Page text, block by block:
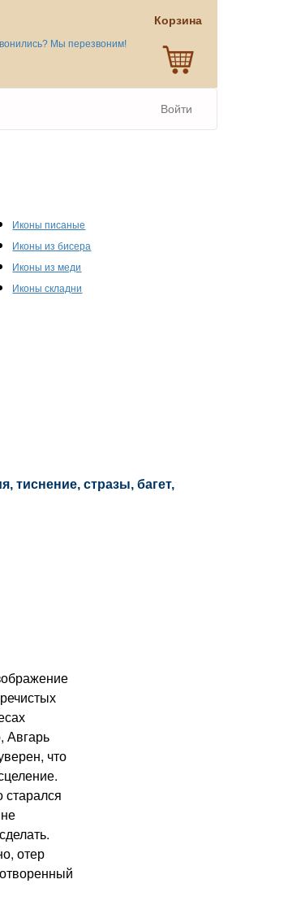
Мы перезвоним!
Корзина
Войти
Иконы писаные
Иконы из бисера
Иконы из меди
Иконы складни
тиснение, стразы, багет,
Авгарь
что
отер